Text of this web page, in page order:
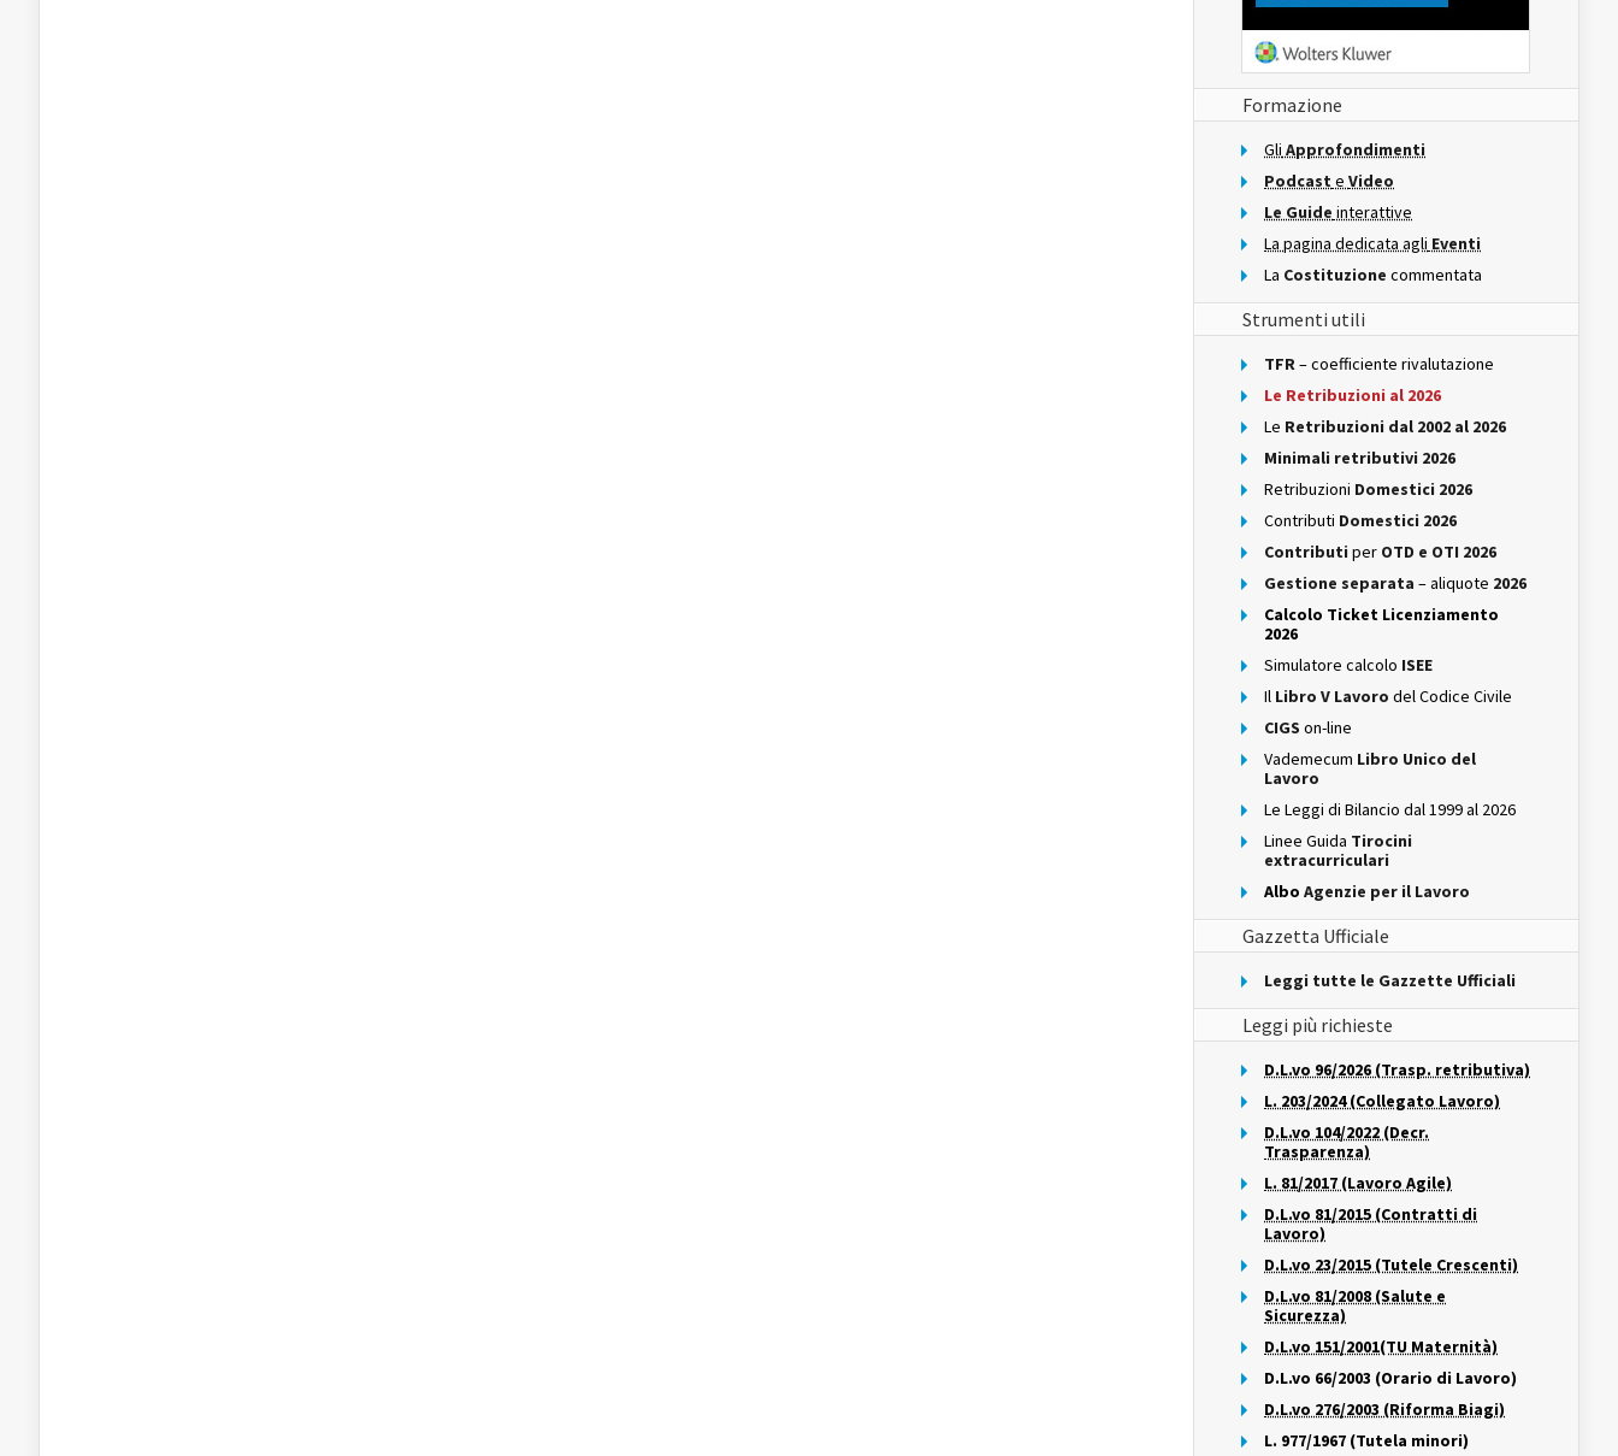
Formazione
Gli Approfondimenti
Podcast e Video
Le Guide interattive
La pagina dedicata agli Eventi
La Costituzione commentata
Strumenti utili
TFR– coefficiente rivalutazione
Le Retribuzioni al 2026
Le Retribuzioni dal 2002 al 2026
Minimali retributivi 2026
Retribuzioni Domestici 2026
Contributi Domestici 2026
Contributi per OTD e OTI 2026
Gestione separata – aliquote 2026
Calcolo Ticket Licenziamento
2026
Simulatore calcolo ISEE
Il Libro V Lavoro del Codice Civile
CIGS on-line
Vademecum Libro Unico del
Lavoro
Le Leggi di Bilancio dal 1999 al 2026
Linee Guida Tirocini
extracurriculari
Albo Agenzie per il Lavoro
Gazzetta Ufficiale
Leggi tutte le Gazzette Ufficiali
Leggi più richieste
D.L.vo 96/2026 (Trasp. retributiva)
L. 203/2024 (Collegato Lavoro)
D.L.vo 104/2022 (Decr.
Trasparenza)
L. 81/2017 (Lavoro Agile)
D.L.vo 81/2015 (Contratti di
Lavoro)
D.L.vo 23/2015 (Tutele Crescenti)
D.L.vo 81/2008 (Salute e
Sicurezza)
D.L.vo 151/2001(TU Maternità)
D.L.vo 66/2003 (Orario di Lavoro)
D.L.vo 276/2003 (Riforma Biagi)
L. 977/1967 (Tutela minori)